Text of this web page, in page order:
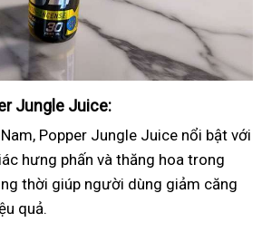
Jungle Juice:
Popper Jungle Juice nổi bật với
hưng phấn và thăng hoa trong
thời giúp người dùng giảm căng
quả.